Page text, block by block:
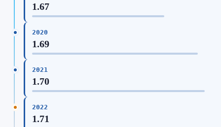
1.67
2020
1.69
2021
1.70
2022
1.71